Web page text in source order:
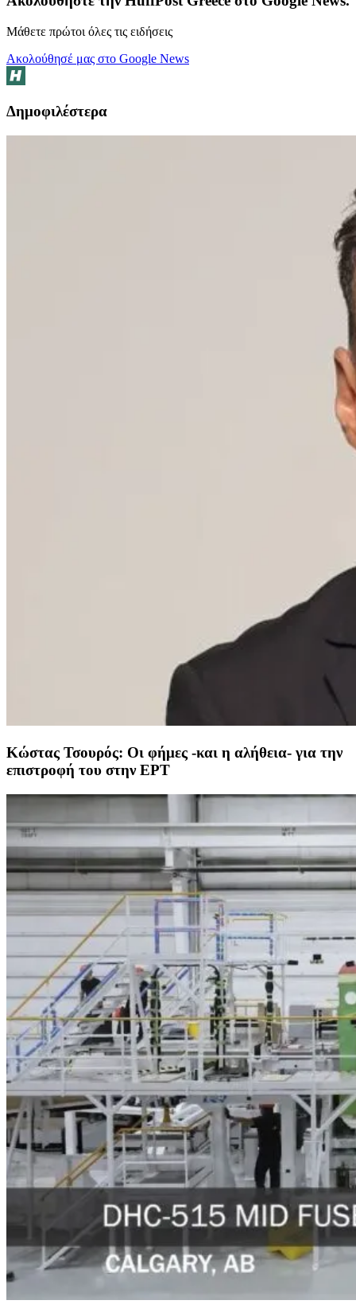
Μάθετε πρώτοι όλες τις ειδήσεις
Ακολούθησέ μας στο Google News
Δημοφιλέστερα
Κώστας Τσουρός: Οι φήμες -και η αλήθεια- για την
επιστροφή του στην ΕΡΤ